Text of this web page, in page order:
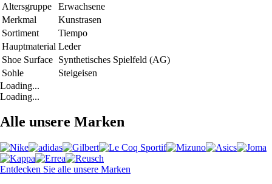
Altersgruppe
Erwachsene
Merkmal
Kunstrasen
Sortiment
Tiempo
Hauptmaterial Leder
Shoe Surface Synthetisches Spielfeld (AG)
Sohle
Steigeisen
Loading...
Loading...
Alle unsere Marken
Entdecken Sie alle unsere Marken